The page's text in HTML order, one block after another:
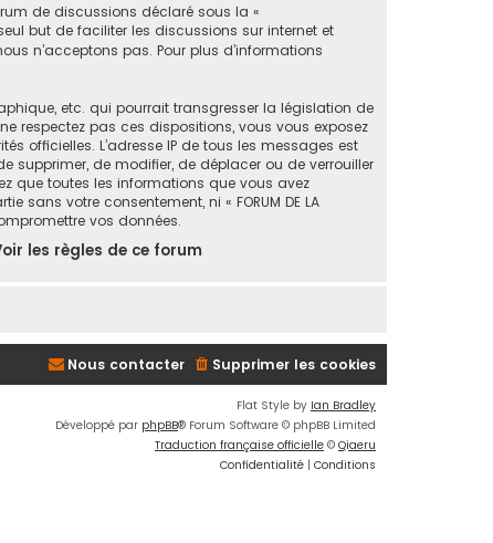
de discussions déclaré sous la «
but de faciliter les discussions sur internet et
n’acceptons pas. Pour plus d’informations
etc. qui pourrait transgresser la législation de
ne respectez pas ces dispositions, vous vous exposez
officielles. L’adresse IP de tous les messages est
supprimer, de modifier, de déplacer ou de verrouiller
que toutes les informations que vous avez
votre consentement, ni « FORUM DE LA
vos données.
les règles de ce forum
Supprimer les cookies
Nous contacter
Flat Style by Ian Bradley
Développé par phpBB® Forum Software © phpBB Limited
Traduction française officielle © Qiaeru
Confidentialité | Conditions